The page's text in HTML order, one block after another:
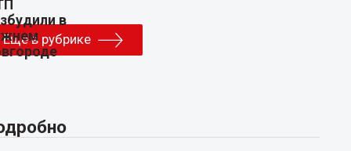
Еще в рубрике